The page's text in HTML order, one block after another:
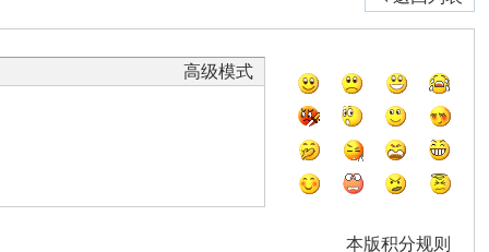
高级模式
本版积分规则